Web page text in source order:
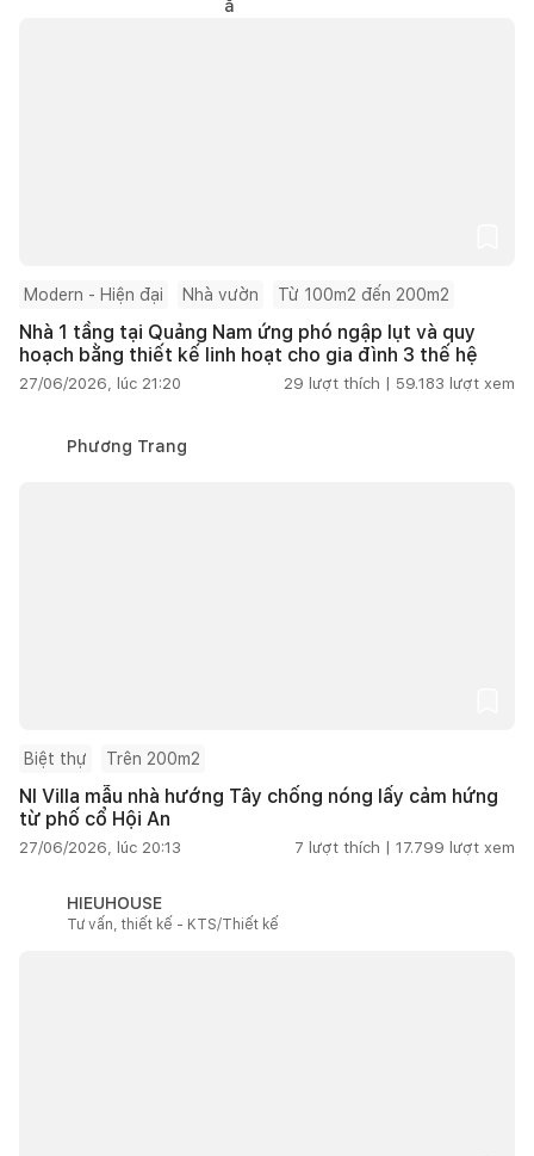
Modern - Hiện đại Nhà vườn Từ 100m2 đến 200m2
Nhà 1 tầng tại Quảng Nam ứng phó ngập lụt và quy
hoạch bằng thiết kế linh hoạt cho gia đình 3 thế hệ
27/06/2026, lúc 21:20 29 lượt thích | 59.183 lượt xem
Phương Trang
Biệt thự Trên 200m2
NI Villa mẫu nhà hướng Tây chống nóng lấy cảm hứng
từ phố cổ Hội An
27/06/2026, lúc 20:13 7 lượt thích | 17.799 lượt xem
HIEUHOUSE
Tư vấn, thiết kế - KTS/Thiết kế